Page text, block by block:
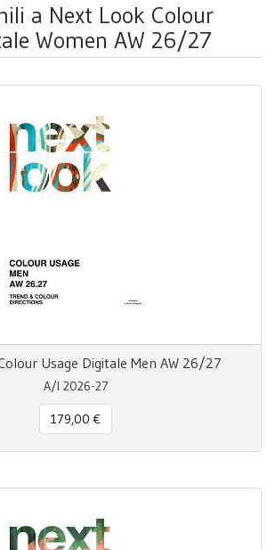
a Next Look Colour
Women AW 26/27
Usage Digitale Men AW 26/27
A/I 2026-27
179,00 €